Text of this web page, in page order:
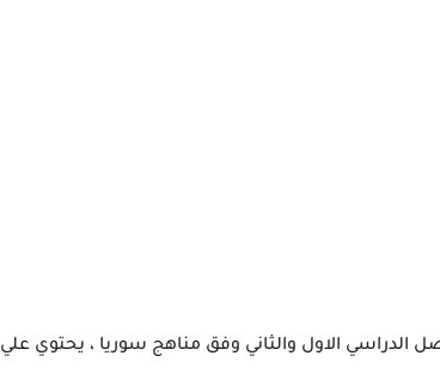
الاول والثاني وفق مناهج سوريا ، يحتوي علي